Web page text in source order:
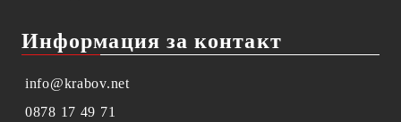
Информация за контакт
info@krabov.net
0878 17 49 71